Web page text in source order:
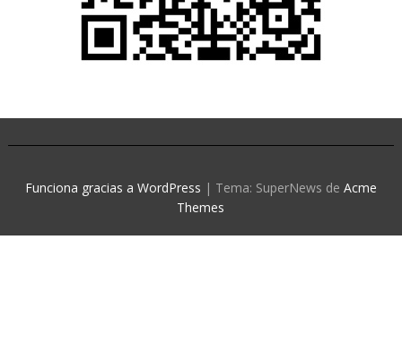
Funciona gracias a WordPress | Tema: SuperNews de Acme
Themes